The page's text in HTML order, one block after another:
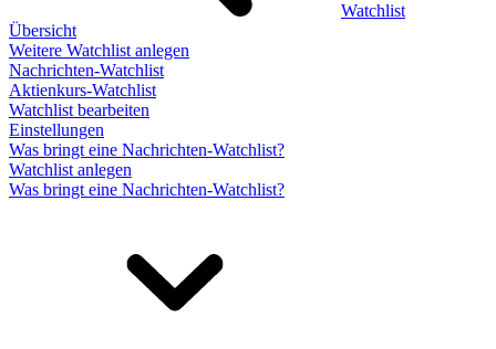
Watchlist
Übersicht
Weitere Watchlist anlegen
Nachrichten-Watchlist
Aktienkurs-Watchlist
Watchlist bearbeiten
Einstellungen
Was bringt eine Nachrichten-Watchlist?
Watchlist anlegen
Was bringt eine Nachrichten-Watchlist?